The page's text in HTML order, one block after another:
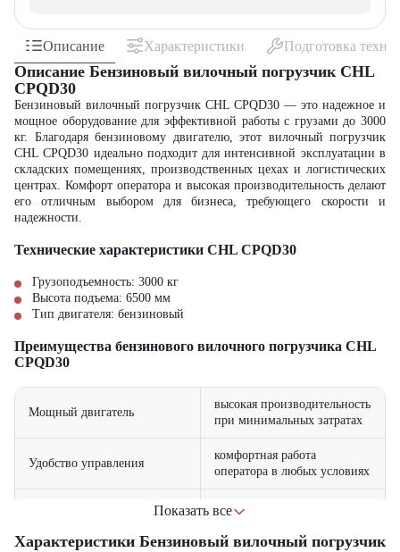
Описание Характеристики Подготовка
Описание Бензиновый вилочный погрузчик CHL
CPQD30
Бензиновый вилочный погрузчик CHL CPQD30 — это надежное и
мощное оборудование для эффективной работы с грузами до 3000
кг. Благодаря бензиновому двигателю, этот вилочный погрузчик
CHL CPQD30 идеально подходит для интенсивной эксплуатации в
складских помещениях, производственных цехах и логистических
центрах. Комфорт оператора и высокая производительность делают
его отличным выбором для бизнеса, требующего скорости и
надежности.
Технические характеристики CHL CPQD30
Грузоподъемность: 3000 кг
Высота подъема: 6500 мм
Тип двигателя: бензиновый
Преимущества бензинового вилочного погрузчика CHL
CPQD30
Мощный двигатель
высокая производительность
при минимальных затратах
Удобство управления
комфортная работа
оператора в любых условиях
обеспечивает долговечность
Где применяется вилочный погрузчик CHL CPQD30?
Показать все
Характеристики Бензиновый вилочный погрузчик